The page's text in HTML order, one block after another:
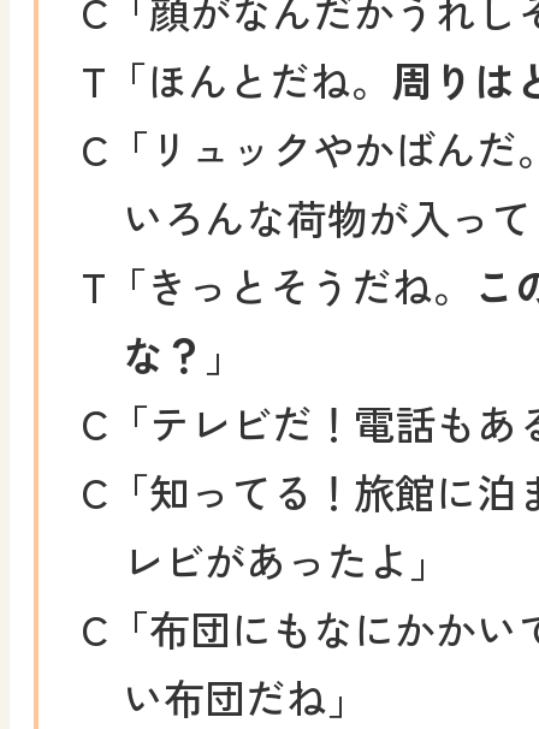
C 「顔がなんだかうれ
T 「ほんとだね。 周りは
C 「リュックやかばん
いろんな荷物が入っ
T 「きっとそうだね。 こ
な？ 」
C 「テレビだ！電話もあ
C 「知ってる！旅館に
レビがあったよ」
C 「布団にもなにかか
い布団だね」